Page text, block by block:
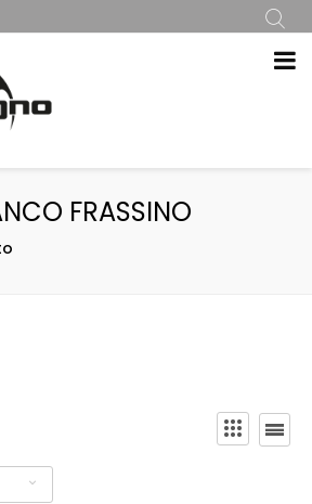
FRASSINO